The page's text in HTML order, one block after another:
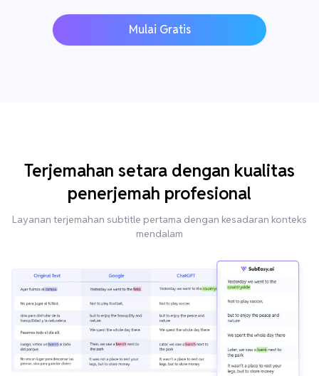
Mulai Gratis
Terjemahan setara dengan kualitas
penerjemah profesional
Layanan terjemahan subtitle pertama dengan kesadaran konteks
mendalam